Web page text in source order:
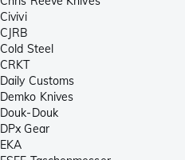
Civivi
CJRB
Cold Steel
CRKT
Daily Customs
Demko Knives
Douk-Douk
DPx Gear
EKA